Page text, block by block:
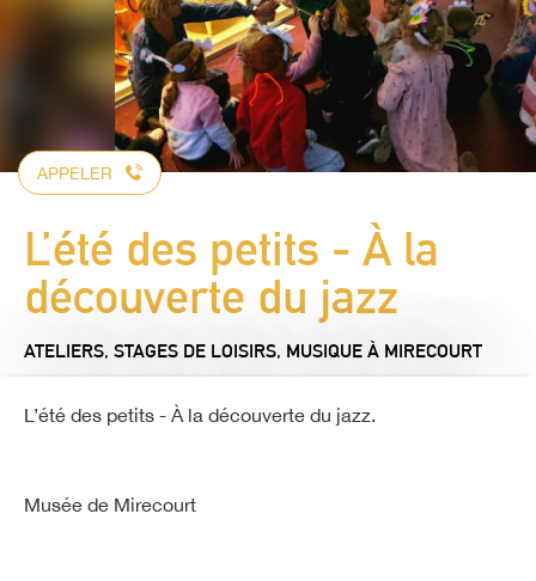
APPELER
L’été des petits - À la
découverte du jazz
ATELIERS, STAGES DE LOISIRS, MUSIQUE À MIRECOURT
L’été des petits - À la découverte du jazz.
Musée de Mirecourt